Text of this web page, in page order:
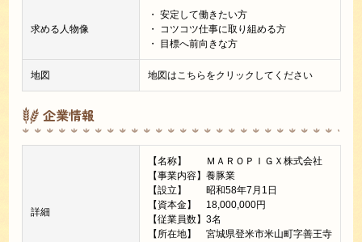
求める人物像
・ 安定して働きたい方
・ コツコツ仕事に取り組める方
・ 目標へ前向きな方
地図 地図はこちらをクリックしてください
企業情報
詳細
【名称】 ＭＡＲＯＰＩＧＸ株式会社
【事業内容】養豚業
【設立】 昭和58年7月1日
【資本金】 18,000,000円
【従業員数】3名
【所在地】 宮城県登米市米山町字善王寺